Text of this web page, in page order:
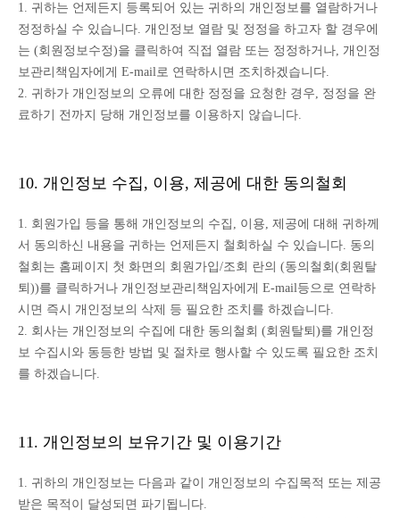
1. 귀하는 언제든지 등록되어 있는 귀하의 개인정보를 열람하거나
정정하실 수 있습니다. 개인정보 열람 및 정정을 하고자 할 경우에
는 (회원정보수정)을 클릭하여 직접 열람 또는 정정하거나, 개인정
보관리책임자에게 E-mail로 연락하시면 조치하겠습니다.
2. 귀하가 개인정보의 오류에 대한 정정을 요청한 경우, 정정을 완
료하기 전까지 당해 개인정보를 이용하지 않습니다.
10. 개인정보 수집, 이용, 제공에 대한 동의철회
1. 회원가입 등을 통해 개인정보의 수집, 이용, 제공에 대해 귀하께
서 동의하신 내용을 귀하는 언제든지 철회하실 수 있습니다. 동의
철회는 홈페이지 첫 화면의 회원가입/조회 란의 (동의철회(회원탈
퇴))를 클릭하거나 개인정보관리책임자에게 E-mail등으로 연락하
시면 즉시 개인정보의 삭제 등 필요한 조치를 하겠습니다.
2. 회사는 개인정보의 수집에 대한 동의철회 (회원탈퇴)를 개인정
보 수집시와 동등한 방법 및 절차로 행사할 수 있도록 필요한 조치
를 하겠습니다.
11. 개인정보의 보유기간 및 이용기간
1. 귀하의 개인정보는 다음과 같이 개인정보의 수집목적 또는 제공
받은 목적이 달성되면 파기됩니다.